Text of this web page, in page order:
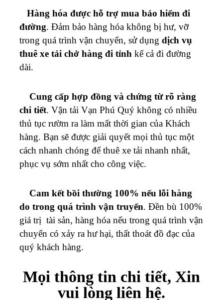
Hàng hóa được hỗ trợ mua bảo hiểm đi
đường. Đảm bảo hàng hóa không bị hư, vỡ
trong quá trình vận chuyển, sử dụng dịch vụ
thuê xe tải chở hàng đi tỉnh kể cả đi đường
dài.
Cung cấp hợp đồng và chứng từ rõ ràng
chi tiết. Vận tải Vạn Phú Quý không có nhiều
thủ tục rườm ra làm mất thời gian của Khách
hàng. Bạn sẽ được giải quyết mọi thủ tục một
cách nhanh chóng để thuê xe tải nhanh nhất,
phục vụ sớm nhất cho công việc.
Cam kết bồi thường 100% nếu lỗi hàng
do trong quá trình vận truyển. Đền bù 100%
giá trị tài sản, hàng hóa nếu trong quá trình vận
chuyển có xảy ra hư hại, thất thoát đồ đạc của
quý khách hàng.
Mọi thông tin chi tiết, Xin
vui lòng liên hệ.